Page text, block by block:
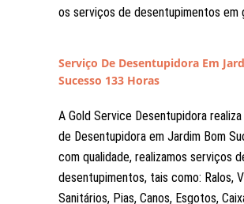
os serviços de desentupimentos em
Serviço De Desentupidora Em
Sucesso 133 Horas
A Gold Service Desentupidora
de Desentupidora em Jardim Bom
com qualidade, realizamos serviços
desentupimentos, tais como: Ralos,
Sanitários, Pias, Canos, Esgotos,